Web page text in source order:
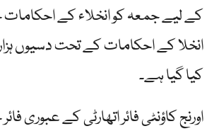
کے لیے جمعہ کو انخلاء کے
انخلا کے احکامات کے تحت دسیوں ہزار
کیا گیا ہے۔